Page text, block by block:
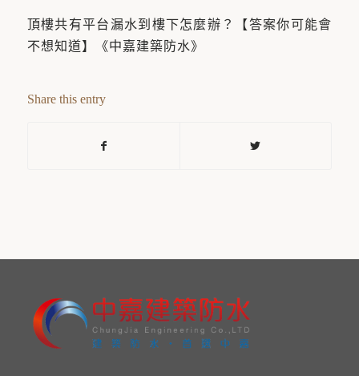
頂樓共有平台漏水到樓下怎麼辦？【答案你可能會
不想知道】《中嘉建築防水》
Share this entry